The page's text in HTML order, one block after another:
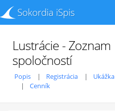
Sokordia iSpis
Lustrácie - Zoznam
spoločností
Popis Registrácia Ukážka
Cenník